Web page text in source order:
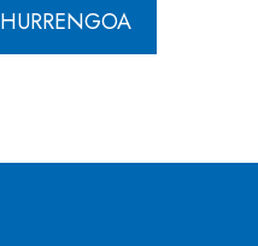
HURRENGOA